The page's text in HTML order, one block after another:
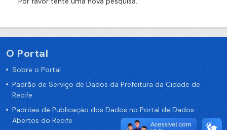
O Portal
Sobre o Portal
Padrão de Serviço de Dados da Prefeitura da Cidade de
Recife
Padrões de Publicação dos Dados no Portal de Dados
Abertos do Recife